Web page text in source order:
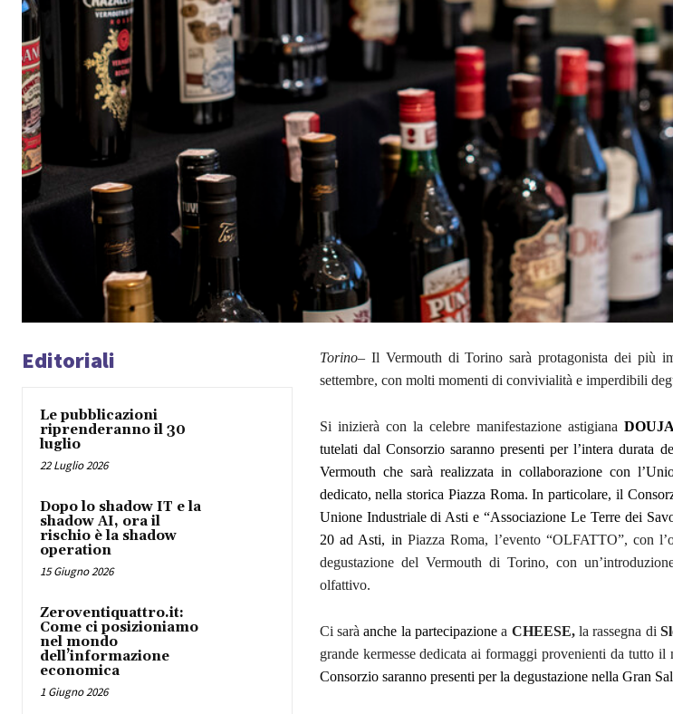
Editoriali
Le pubblicazioni
riprenderanno il 30
luglio
22 Luglio 2026
Dopo lo shadow IT e la
shadow AI, ora il
rischio è la shadow
operation
15 Giugno 2026
Zeroventiquattro.it:
Come ci posizioniamo
nel mondo
dell’informazione
economica
1 Giugno 2026
Torino– Il Vermouth di Torino sarà protagonista dei più
settembre, con molti momenti di convivialità e imperdibili
Si inizierà con la celebre manifestazione astigiana
tutelati dal Consorzio saranno presenti per l’intera durata
Vermouth che sarà realizzata in collaborazione con
dedicato, nella storica Piazza Roma. In particolare, il
Unione Industriale di Asti e “Associazione Le Terre dei
20 ad Asti, in Piazza Roma, l’evento “OLFATTO”, con
degustazione del Vermouth di Torino, con
olfattivo.
Ci saràanche la partecipazionea CHEESE,la rassegna di
grande kermesse dedicata ai formaggi provenienti da tutto il
Consorzio saranno presenti per la degustazione nella Gran